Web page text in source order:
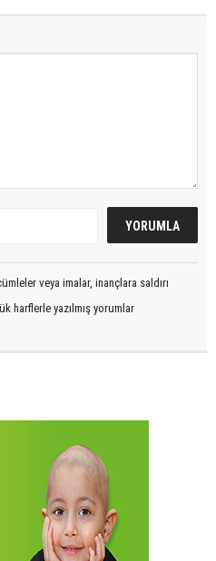
veya imalar, inançlara saldırı
harflerle yazılmış yorumlar